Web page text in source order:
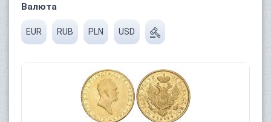
Валюта
EUR RUB PLN USD